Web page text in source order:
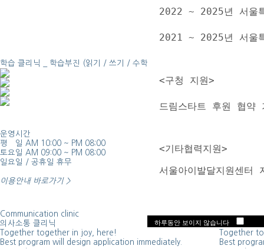
2022 ~ 2025년 서울특
2021 ~ 2025년 서울
<구청 지원>
드림스타트 후원 협약
  <기타협력지원>
서울아이발달지원센터
하루동안 보이지 않습니다
학습 클리닉 _ 학습부진 (읽기 / 쓰기 / 수학)
운영시간
평 일 AM 10:00 ~ PM 08:00
토요일 AM 09:00 ~ PM 08:00
일요일 / 공휴일 휴무
이용안내 바로가기 >
방문 전 지
수 있습니다.
Communication clinic
의사소통 클리닉
Together together in joy, here!
Best program will design application immediately.
Group
그룹수업
Together
Best